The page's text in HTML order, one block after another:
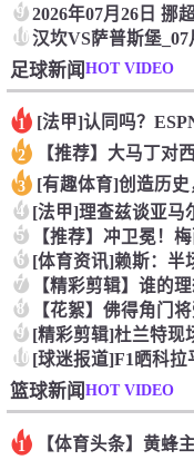
9 2026年07月26日 挪
10汉坎VS萨普斯堡
足球新闻HOT VIDEO
1
2 【推荐】大马丁对
3
4
5
6
7
8
9
10
篮球新闻HOT VIDEO
1